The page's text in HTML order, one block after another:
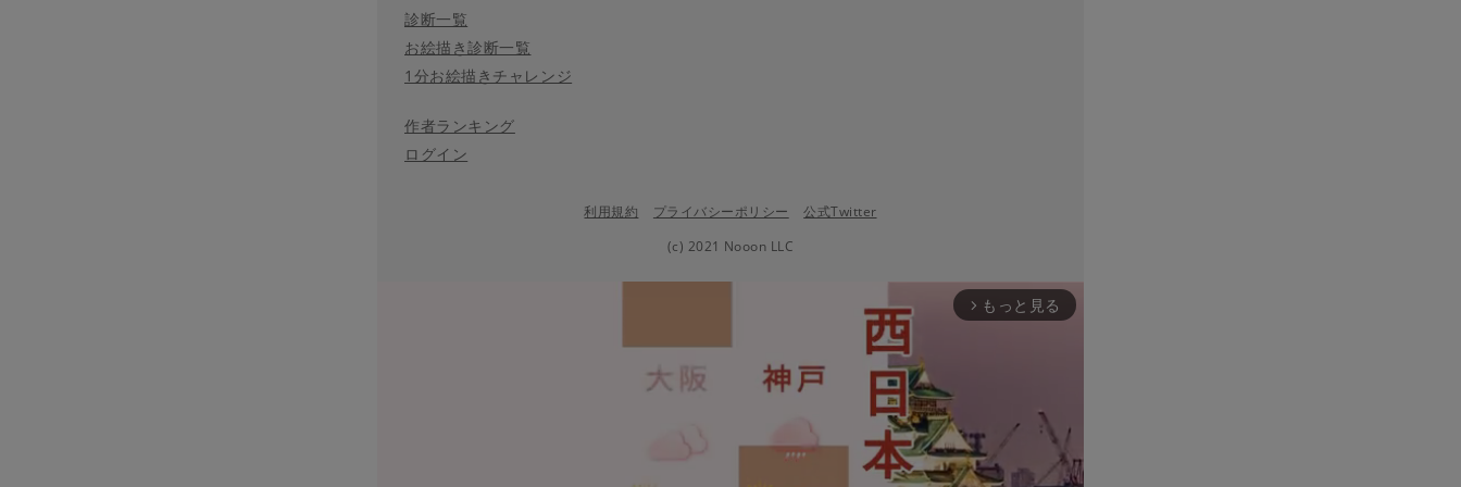
診断一覧
お絵描き診断一覧
1分お絵描きチャレンジ
作者ランキング
ログイン
利用規約 プライバシーポリシー
公式Twitter
(c) 2021 Nooon LLC
arrow_forward_ios もっと見る